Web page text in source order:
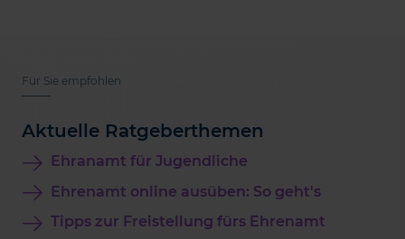
Für Sie empfohlen
Aktuelle Ratgeberthemen
Ehranamt für Jugendliche
Ehrenamt online ausüben: So geht's
Tipps zur Freistellung fürs Ehrenamt